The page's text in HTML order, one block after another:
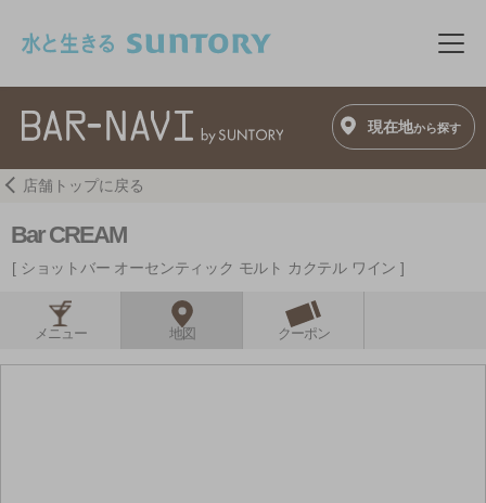
メ
現在地から探す
店舗トップに戻る
Bar CREAM
ショットバー オーセンティック モルト カクテル ワイン
メニュー 地図 クーポン